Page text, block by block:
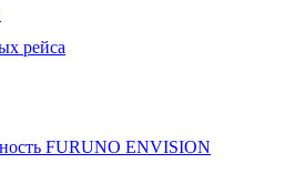
рейса
FURUNO ENVISION